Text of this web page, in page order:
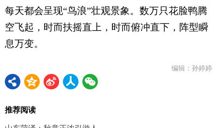
每天都会呈现“鸟浪”壮观景象。数万只花脸鸭腾
空飞起，时而扶摇直上，时而俯冲直下，阵型瞬
息万变。
编辑：孙婷婷
推荐阅读